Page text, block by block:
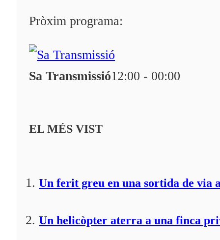
Programació
Fes-te'n soci!
Pròxim programa:
Sa Transmissió12:00 - 00:00
EL MÉS VIST
Un ferit greu en una sortida de via
Un helicòpter aterra a una finca